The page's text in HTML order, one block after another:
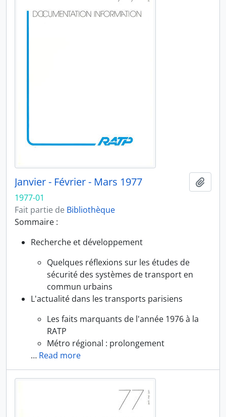
Janvier - Février - Mars 1977
1977-01
Fait partie de Bibliothèque
Sommaire :
Recherche et développement
Quelques réflexions sur les études de
sécurité des systèmes de transport en
commun urbains
L'actualité dans les transports parisiens
Les faits marquants de l'année 1976 à la
RATP
Métro régional : prolongement
… Read more